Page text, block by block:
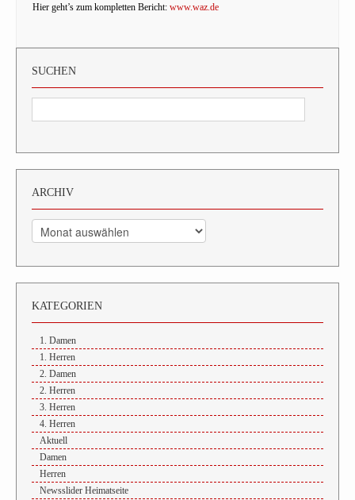
Hier geht’s zum kompletten Bericht: www.waz.de
SUCHEN
ARCHIV
Archiv
KATEGORIEN
1. Damen
1. Herren
2. Damen
2. Herren
3. Herren
4. Herren
Aktuell
Damen
Herren
Newsslider Heimatseite